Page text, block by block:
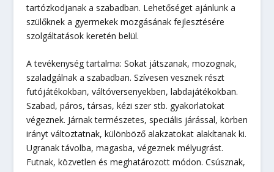
tartózkodjanak a szabadban. Lehetőséget ajánlunk a
szülőknek a gyermekek mozgásának fejlesztésére
szolgáltatások keretén belül.
A tevékenység tartalma: Sokat játszanak, mozognak,
szaladgálnak a szabadban. Szívesen vesznek részt
futójátékokban, váltóversenyekben, labdajátékokban.
Szabad, páros, társas, kézi szer stb. gyakorlatokat
végeznek. Járnak természetes, speciális járással, körben
irányt változtatnak, különböző alakzatokat alakítanak ki.
Ugranak távolba, magasba, végeznek mélyugrást.
Futnak, közvetlen és meghatározott módon. Csúsznak,